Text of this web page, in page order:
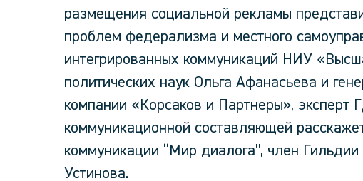
размещения социальной рекламы
проблем федерализма и местного
интегрированных коммуникаций НИУ
политических наук Ольга Афанасьева и
компании «Корсаков и Партнеры»,
коммуникационной составляющей
коммуникации “Мир диалога”, член
Устинова.